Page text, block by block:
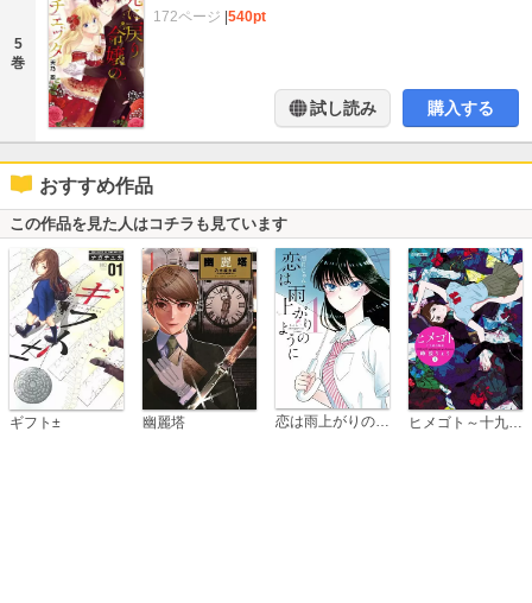
5
巻
172ページ |540pt
試し読み 購入する
おすすめ作品
この作品を見た人はコチラも見ています
ギフト± 幽麗塔 恋は雨上がりのように